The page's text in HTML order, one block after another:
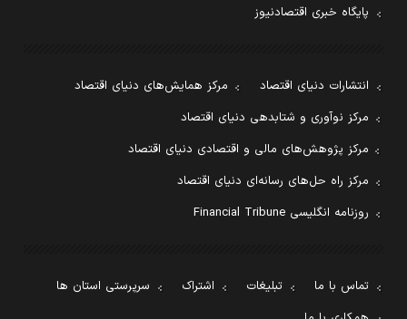
پایگاه خبری اقتصادنیوز
انتشارات دنیای اقتصاد
مرکز همایش‌های دنیای اقتصاد
مرکز نوآوری و شتابدهی دنیای اقتصاد
مرکز پژوهش‌های مالی و اقتصادی دنیای اقتصاد
مرکز راه حل‌های رسانه‌ای دنیای اقتصاد
روزنامه انگلیسی Financial Tribune
تماس با ما تبلیغات اشتراک
سرپرستی استان ها